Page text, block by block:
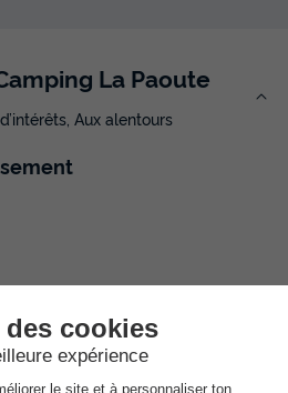
La Paoute
Aux alentours
août